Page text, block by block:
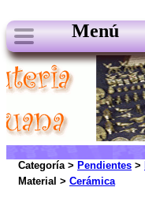
Menú
Categoría > Pendientes >
Material > Cerámica